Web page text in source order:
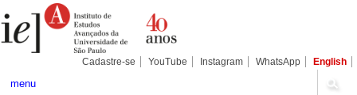
para
conteúdo.
Pessoais
Cadastre-se YouTube Instagram WhatsApp English
menu